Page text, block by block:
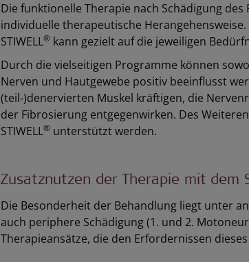
Die funktionelle Therapie nach Schädigung
individuelle therapeutische
STIWELL® kann gezielt auf die jeweiligen
Durch die vielseitigen Programme können
Nerven und Hautgewebe positiv beeinflusst
(teil‑)denervierten Muskel kräftigen, die
der Fibrosierung entgegenwirken. Des
STIWELL® unterstützt werden.
Zusatznutzen der Therapie mit dem
Die Besonderheit der Behandlung liegt unter
auch periphere Schädigung (1. und 2.
Therapieansätze, die den Erfordernissen